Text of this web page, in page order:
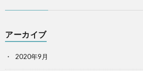
アーカイブ
2020年9月